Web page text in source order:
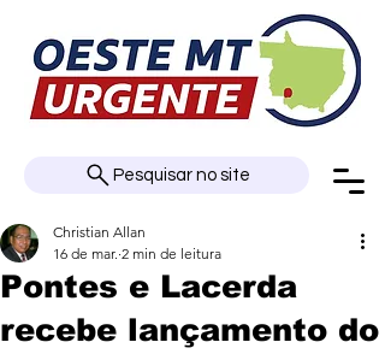
Pesquisar no site
Pontes e Lacerda
recebe lançamento do
Christian Allan
16 de mar. 2 min de leitura